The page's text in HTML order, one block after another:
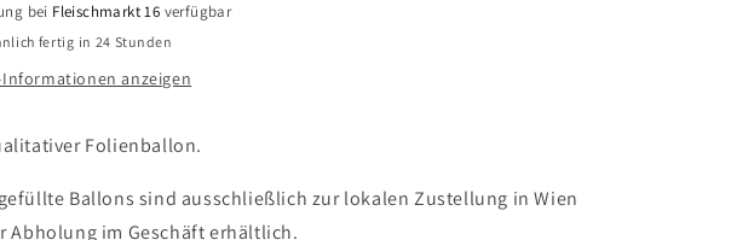
bei Fleischmarkt 16 verfügbar
fertig in 24 Stunden
anzeigen
Folienballon.
Ballons sind ausschließlich zur lokalen Zustellung in Wien
Abholung im Geschäft erhältlich.